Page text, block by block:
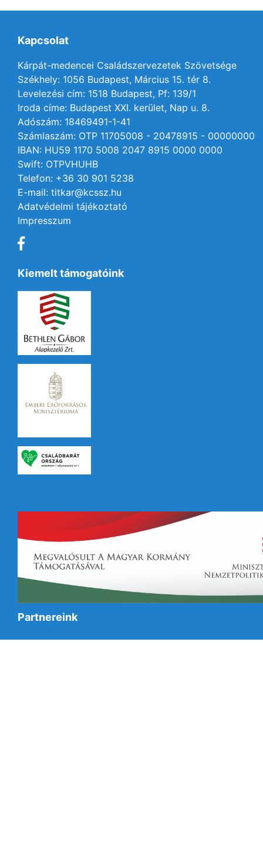
Kapcsolat
Kárpát-medencei Családszervezetek Szövetsége
Székhely: 1056 Budapest, Március 15. tér 8.
Levelezési cím: 1518 Budapest, Pf: 139/1
Iroda címe: Budapest XXI. kerület, Nap u. 8.
Adószám: 18469491-1-41
Számlaszám: OTP 11705008 - 20478915 - 00000000
IBAN: HU59 1170 5008 2047 8915 0000 0000
Swift: OTPVHUHB
Telefon: +36 30 901 5238
E-mail: titkar@kcssz.hu
Adatvédelmi tájékoztató
Impresszum
Kiemelt támogatóink
Partnereink